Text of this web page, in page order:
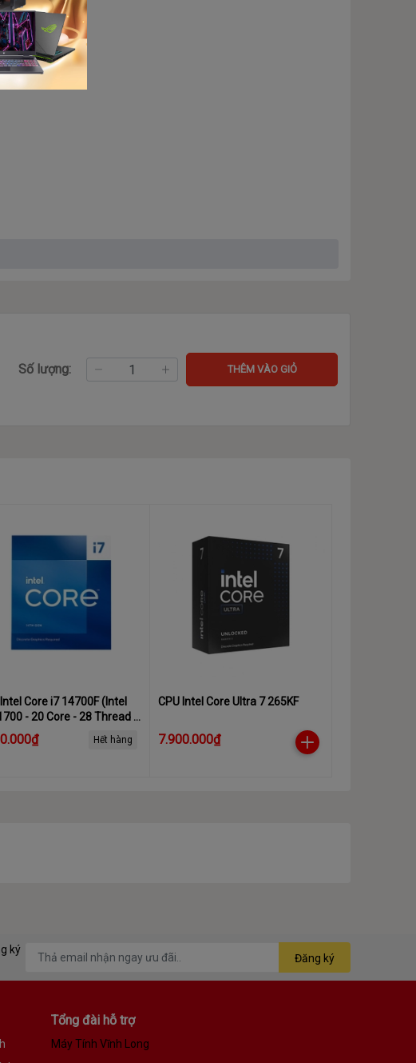
Số lượng: THÊM VÀO GIỎ
Core i7 14700F (Intel
- 20 Core - 28 Thread -
2.1Ghz - Turbo 5.4Ghz -
33MB)
Hết hàng
CPU Intel Core Ultra 7 265KF
7.900.000₫
ký
Đăng ký
Tổng đài hỗ trợ
Máy Tính Vĩnh Long